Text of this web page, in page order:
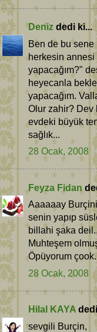
Deniz dedi ki...
Ben de bu
herkesin annesi
yapacağım?"
heyecanla
yapacağım.
Olur zahir? Dev
evdeki büyük
sağlık...
28 Ocak, 2008
Feyza Fidan
Aaaaaay
senin yapıp
billahi şaka
Muhteşem
Öpüyorum
28 Ocak, 2008
Hilal KAYA
sevgili Burçin,